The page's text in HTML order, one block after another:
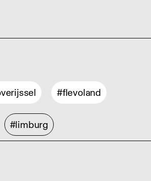
#flevoland
#limburg